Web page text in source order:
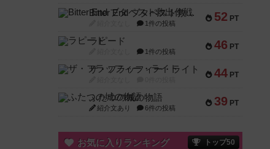
52 PT
Bitter End ブタペスト救出作戦
1件の投稿
46 PT
ラピード
1件の投稿
44 PT
ザ・フラッフィー・ライト
39 PT
ふたつの城の物語
紹介文あり 6件の投稿
お気に入りランキング トップ50